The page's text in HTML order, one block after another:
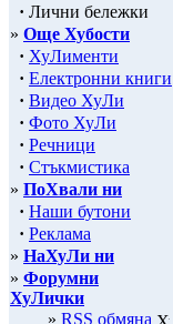
· Лични бележки
» Още Хубости
· ХуЛименти
· Електронни книги
· Видео ХуЛи
· Фото ХуЛи
· Речници
· Стъкмистика
» ПоХвали ни
· Наши бутони
· Реклама
» НаХуЛи ни
» Форумни
ХуЛички
» RSS обмяна